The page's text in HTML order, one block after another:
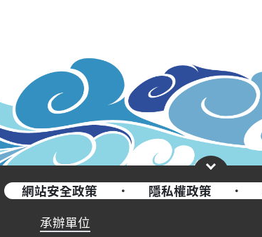
網站安全政策 · 隱私權政策 ·
承辦單位